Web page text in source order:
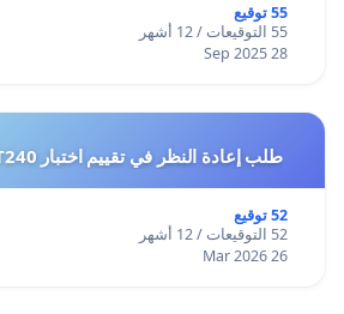
55 توقيع
55 التوقيعات / 12 أشهر
28 Sep 2025
طلب إعادة النظر في تقييم اختبار MAT240 ومنح Bonus
52 توقيع
52 التوقيعات / 12 أشهر
26 Mar 2026